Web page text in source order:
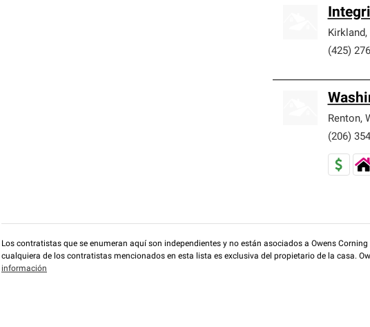
Kirkland ,
(425)
Renton,
(206)
Los contratistas que se enumeran aquí son independientes y no están asociados a Owens
cualquiera de los contratistas mencionados en esta lista es exclusiva del propietario de la casa.
información